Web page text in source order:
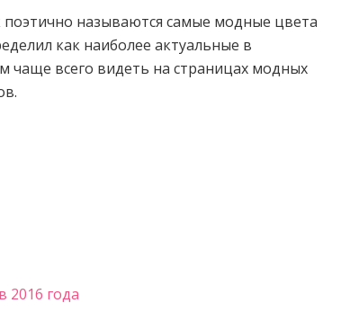
называются самые модные цвета
как наиболее актуальные в
чаще всего видеть на страницах модных
2016 года